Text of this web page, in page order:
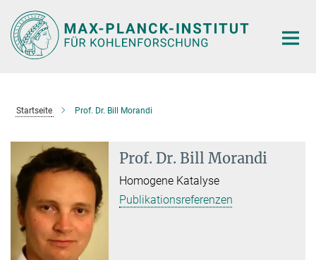
Hauptinhalt
Startseite Prof. Dr. Bill Morandi
Prof. Dr. Bill Morandi
Homogene Katalyse
Publikationsreferenzen